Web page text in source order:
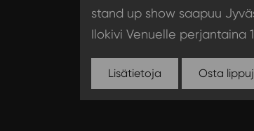
stand up show saapuu
Ilokivi Venuelle perjantaina
Lisätietoja Osta